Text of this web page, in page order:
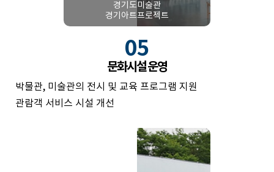
경기도미술관
경기아트프로젝트
05
문화시설 운영
박물관, 미술관의 전시 및 교육 프로그램 지원
관람객 서비스 시설 개선